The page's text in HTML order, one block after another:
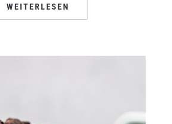
WEITERLESEN